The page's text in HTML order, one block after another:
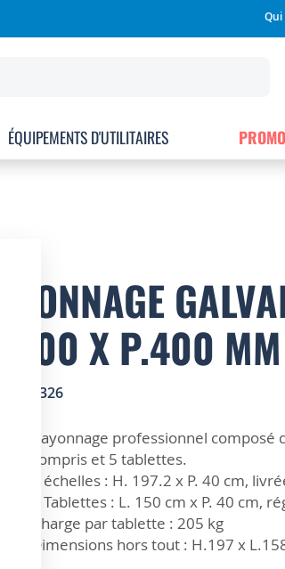
Qui
ÉQUIPEMENTS D'UTILITAIRES
RAYONNAGE
L.1500 X P.400
1820326
Rayonnage professionnel
compris et 5 tablettes.
2 échelles : H. 197.2 x P. 40 cm,
5 Tablettes : L. 150 cm x P. 40 cm,
Charge par tablette : 205 kg
Dimensions hors tout : H.197 x